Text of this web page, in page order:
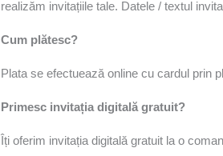
realizăm invitațiile tale. Datele / textul
Cum plătesc?
Plata se efectuează online cu cardul prin
Primesc invitația digitală gratuit?
Îți oferim invitația digitală gratuit la o